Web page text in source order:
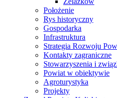
Położenie
Rys historyczny
Gospodarka
Infrastruktura
Strategia Rozwoju
Kontakty zagraniczne
Stowarzyszenia i
Powiat w obiektywie
Agroturystyka
Projekty